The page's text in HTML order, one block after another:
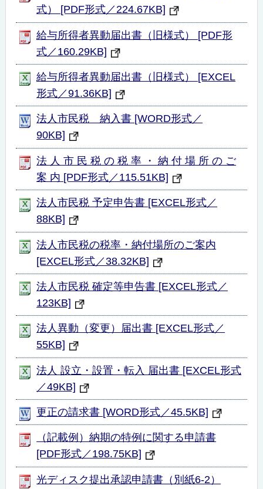
式） [PDF形式／224.67KB]
給与所得者異動届出書（旧様式） [PDF形
式／160.29KB]
給与所得者異動届出書（旧様式） [EXCEL
形式／91.36KB]
法人市民税 納入書 [WORD形式／
90KB]
法 人 市 民 税 の 税 率 ・ 納 付 場 所 の ご
案 内 [PDF形式／115.51KB]
法人市民税 予定申告書 [EXCEL形式／
88KB]
法人市民税の税率・納付場所のご案内
[EXCEL形式／38.32KB]
法人市民税 確定等申告書 [EXCEL形式／
123KB]
法人異動（変更）届出書 [EXCEL形式／
55KB]
法人 設立・設置・転入 届出書 [EXCEL形式
／49KB]
更正の請求書 [WORD形式／45.5KB]
（記載例）納期の特例に関する申請書
[PDF形式／198.75KB]
光ディスク提出承認申請書（別紙6-2）